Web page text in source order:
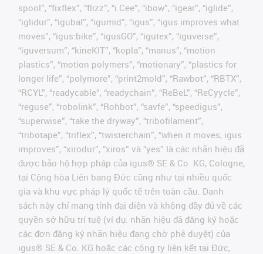
spool”, “fixflex”, “flizz”, “i.Cee”, “ibow”, “igear”, “iglide”,
“iglidur”, “igubal”, “igumid”, “igus”, “igus improves what
moves”, “igus:bike”, “igusGO”, “igutex”, “iguverse”,
“iguversum”, “kineKIT”, “kopla”, “manus”, “motion
plastics”, “motion polymers”, “motionary”, “plastics for
longer life”, “polymore”, “print2mold”, “Rawbot”, “RBTX”,
“RCYL”, “readycable”, “readychain”, “ReBeL”, “ReCyycle”,
“reguse”, “robolink”, “Rohbot”, “savfe”, “speedigus”,
“superwise”, “take the dryway”, “tribofilament”,
“tribotape”, “triflex”, “twisterchain”, “when it moves, igus
improves”, “xirodur”, “xiros” và “yes” là các nhãn hiệu đã
được bảo hộ hợp pháp của igus® SE & Co. KG, Cologne,
tại Cộng hòa Liên bang Đức cũng như tại nhiều quốc
gia và khu vực pháp lý quốc tế trên toàn cầu. Danh
sách này chỉ mang tính đại diện và không đầy đủ về các
quyền sở hữu trí tuệ (ví dụ: nhãn hiệu đã đăng ký hoặc
các đơn đăng ký nhãn hiệu đang chờ phê duyệt) của
igus® SE & Co. KG hoặc các công ty liên kết tại Đức,